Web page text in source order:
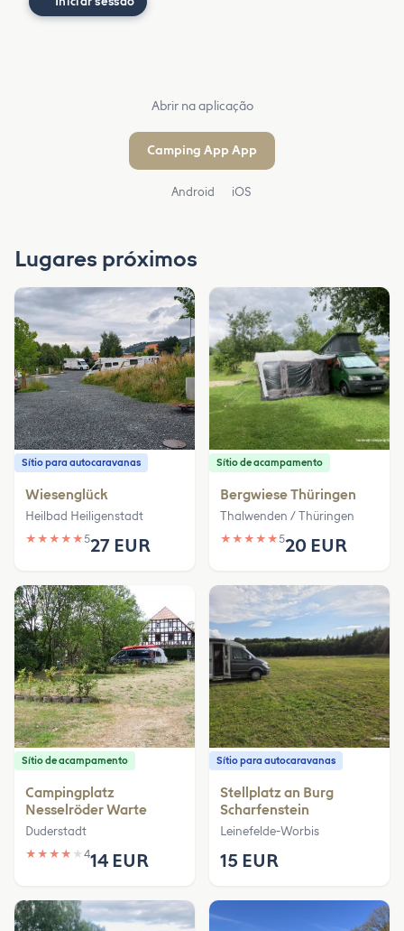
Abrir na aplicação
Camping App App
Android iOS
Lugares próximos
Sítio para autocaravanas
Wiesenglück
Heilbad Heiligenstadt
★ ★ ★ ★ ★527 EUR
Sítio de acampamento
Bergwiese Thüringen
Thalwenden / Thüringen
★ ★ ★ ★ ★520 EUR
Sítio de acampamento
Campingplatz
Nesselröder Warte
Duderstadt
★ ★ ★ ★ ★ 414 EUR
Sítio para autocaravanas
Stellplatz an Burg
Scharfenstein
Leinefelde-Worbis
15 EUR